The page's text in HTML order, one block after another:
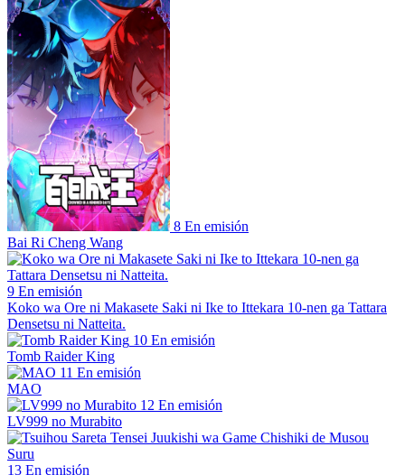
8 En emisión
Bai Ri Cheng Wang
9 En emisión
Koko wa Ore ni Makasete Saki ni Ike to Ittekara 10-nen ga Tattara
Densetsu ni Natteita.
10 En emisión
Tomb Raider King
11 En emisión
MAO
12 En emisión
LV999 no Murabito
13 En emisión